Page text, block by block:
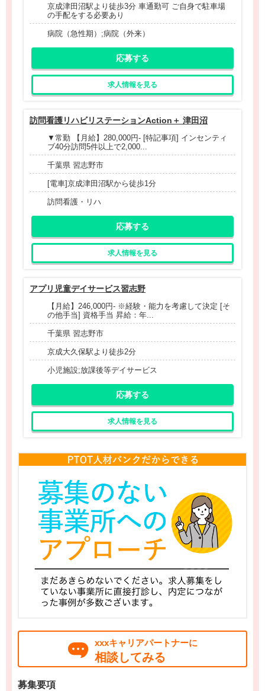
京成津田沼駅より徒歩3分 車通勤可 ご自身で駐車場
の手配をする必要あり
病院（急性期）;病院（外来）
応募する
求人情報を見る
訪問看護リハビリステーションAction＋ 津田沼
▼常勤 【月給】280,000円- [特記事項] インセンティ
ブ40分訪問5件以上で2,000...
千葉県 習志野市
[電車]京成津田沼駅から徒歩1分
訪問看護・リハ
応募する
求人情報を見る
アプリ児童デイサービス習志野
【月給】246,000円- ※経験・能力を考慮して決定 [そ
の他手当] 資格手当 昇給：年...
千葉県 習志野市
京成大久保駅より徒歩2分
小児施設;放課後等デイサービス
応募する
求人情報を見る
xxxキャリアパートナーに
相談してみる
募集要項